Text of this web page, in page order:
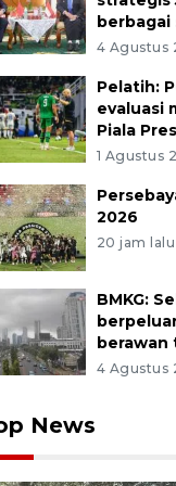
4 Agustus
Pelatih:
evaluasi
Piala
1 Agustus
2026
20 jam lalu
BMKG:
berawan
4 Agustus
News